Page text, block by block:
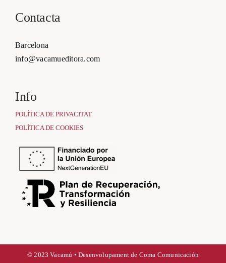
Contacta
Barcelona
info@vacamueditora.com
Info
POLÍTICA DE PRIVACITAT
POLÍTICA DE COOKIES
© 2023 Vacamú • Desenvolupament de Coma Comunicación